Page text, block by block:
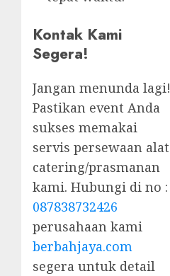
Kontak Kami
Segera!
Jangan menunda lagi!
Pastikan event Anda
sukses memakai
servis persewaan alat
catering/prasmanan
kami. Hubungi di no :
087838732426
perusahaan kami
berbahjaya.com
segera untuk detail